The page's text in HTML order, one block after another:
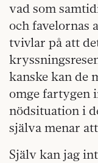
vad som
och favelornas
tvivlar på att
kanske kan de
omge fartygen
nödsituation i
själva menar
Själv kan jag